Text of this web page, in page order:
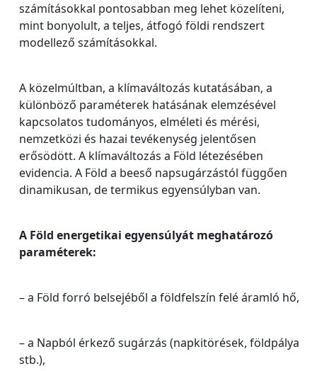
számításokkal pontosabban meg lehet közelíteni,
mint bonyolult, a teljes, átfogó földi rendszert
modellező számításokkal.
A közelmúltban, a klímaváltozás kutatásában, a
különböző paraméterek hatásának elemzésével
kapcsolatos tudományos, elméleti és mérési,
nemzetközi és hazai tevékenység jelentősen
erősödött. A klímaváltozás a Föld létezésében
evidencia. A Föld a beeső napsugárzástól függően
dinamikusan, de termikus egyensúlyban van.
A Föld energetikai egyensúlyát meghatározó
paraméterek:
– a Föld forró belsejéből a földfelszín felé áramló hő,
– a Napból érkező sugárzás (napkitörések, földpálya
stb.),